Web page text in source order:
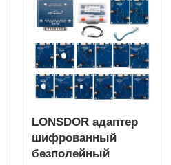
LONSDOR адаптер
шифрованный
безполейный